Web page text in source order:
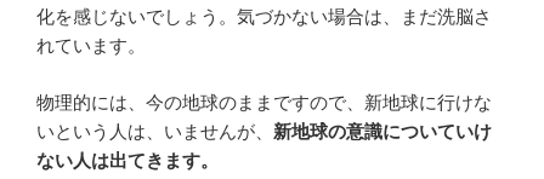
化を感じないでしょう。気づかない場合は、まだ洗脳さ
れています。
物理的には、今の地球のままですので、新地球に行けな
いという人は、いませんが、 新地球の意識についていけ
ない人は出てきます。